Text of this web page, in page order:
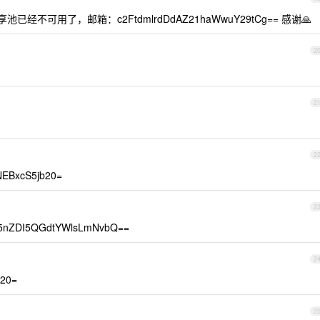
池已经不可用了，邮箱：c2FtdmlrdDdAZ21haWwuY29tCg== 感谢🙏
20
21
22
23
24
25